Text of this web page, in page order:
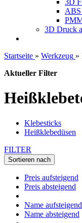
3D
ABS
3D Druck
Startseite » Werkzeug »
Aktueller Filter
Klebesticks
Heißklebedüsen
FILTER
Sortieren nach
Preis aufsteigend
Preis absteigend
Name aufsteigend
Name absteigend